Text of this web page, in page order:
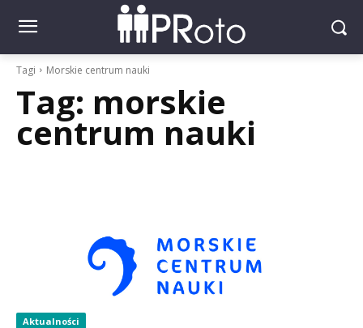
Tagi Morskie centrum nauki
Tag: morskie
centrum nauki
Aktualności